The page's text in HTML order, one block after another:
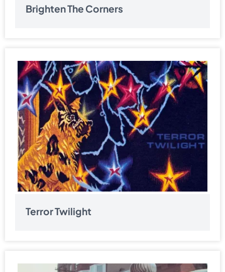
Brighten The Corners
Terror Twilight